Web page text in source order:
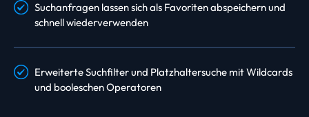
Suchanfragen lassen sich als Favoriten abspeichern und
schnell wiederverwenden
Erweiterte Suchfilter und Platzhaltersuche mit Wildcards
und booleschen Operatoren